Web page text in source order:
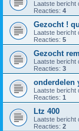
Laatste bericht
Reacties: 4
Gezocht !
Laatste bericht
Reacties: 5
Gezocht
Laatste bericht
Reacties: 3
onderdelen
Laatste bericht
Reacties: 1
Ltz 400
Laatste bericht
Reacties: 2